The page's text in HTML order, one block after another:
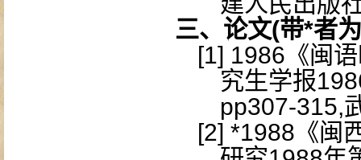
三、论文(带*者
[1] 1986 《闽
究生学报
pp307-315,
[2] *1988 《闽